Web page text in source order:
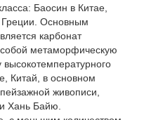
Баосин в Китае,
Основным
карбонат
собой метаморфическую
Китай, в основном
живописи,
Хань Байю.